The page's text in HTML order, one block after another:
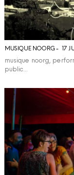
MUSIQUE NOORG - 17
musique noorg,
public…